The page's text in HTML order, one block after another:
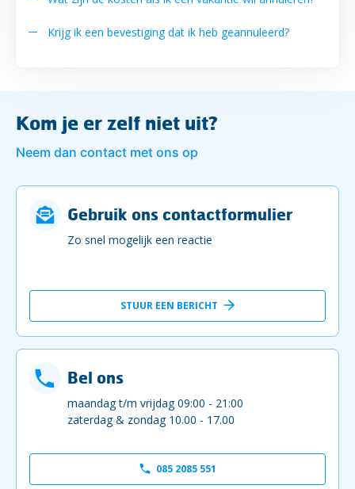
Krijg ik een bevestiging dat ik heb geannuleerd?
Kom je er zelf niet uit?
Neem dan contact met ons op
Gebruik ons contactformulier
Zo snel mogelijk een reactie
STUUR EEN BERICHT
Bel ons
maandag t/m vrijdag 09:00 - 21:00
zaterdag & zondag 10.00 - 17.00
085 2085 551